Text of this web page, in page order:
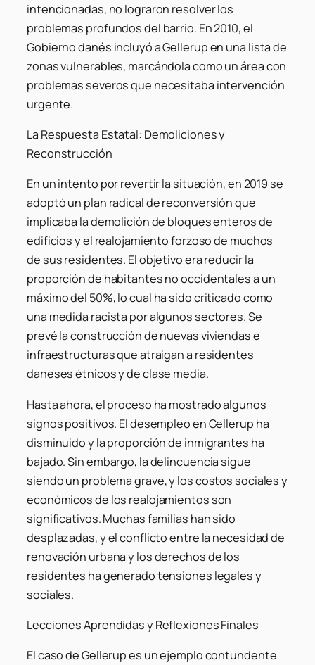
intencionadas, no lograron resolver los
problemas profundos del barrio. En 2010, el
Gobierno danés incluyó a Gellerup en una lista de
zonas vulnerables, marcándola como un área con
problemas severos que necesitaba intervención
urgente.
La Respuesta Estatal: Demoliciones y
Reconstrucción
En un intento por revertir la situación, en 2019 se
adoptó un plan radical de reconversión que
implicaba la demolición de bloques enteros de
edificios y el realojamiento forzoso de muchos
de sus residentes. El objetivo era reducir la
proporción de habitantes no occidentales a un
máximo del 50%, lo cual ha sido criticado como
una medida racista por algunos sectores. Se
prevé la construcción de nuevas viviendas e
infraestructuras que atraigan a residentes
daneses étnicos y de clase media.
Hasta ahora, el proceso ha mostrado algunos
signos positivos. El desempleo en Gellerup ha
disminuido y la proporción de inmigrantes ha
bajado. Sin embargo, la delincuencia sigue
siendo un problema grave, y los costos sociales y
económicos de los realojamientos son
significativos. Muchas familias han sido
desplazadas, y el conflicto entre la necesidad de
renovación urbana y los derechos de los
residentes ha generado tensiones legales y
sociales.
Lecciones Aprendidas y Reflexiones Finales
El caso de Gellerup es un ejemplo contundente